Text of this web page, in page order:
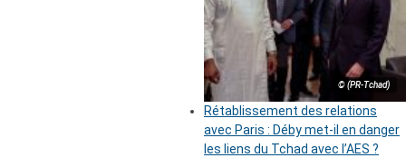
© (PR-Tchad)
Rétablissement des relations
avec Paris : Déby met-il en danger
les liens du Tchad avec l’AES ?